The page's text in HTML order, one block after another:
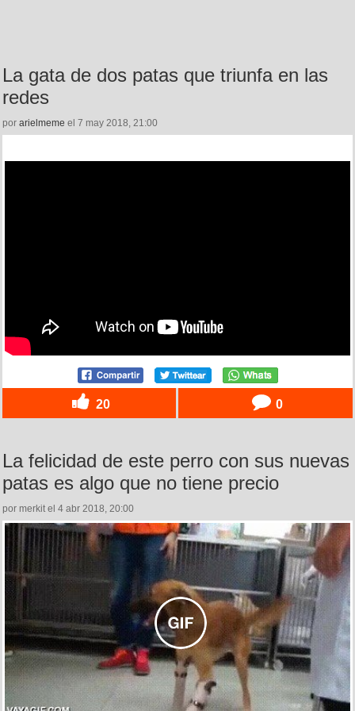
La gata de dos patas que triunfa en las
redes
por arielmeme el 7 may 2018, 21:00
20 0
La felicidad de este perro con sus nuevas
patas es algo que no tiene precio
por merkit el 4 abr 2018, 20:00